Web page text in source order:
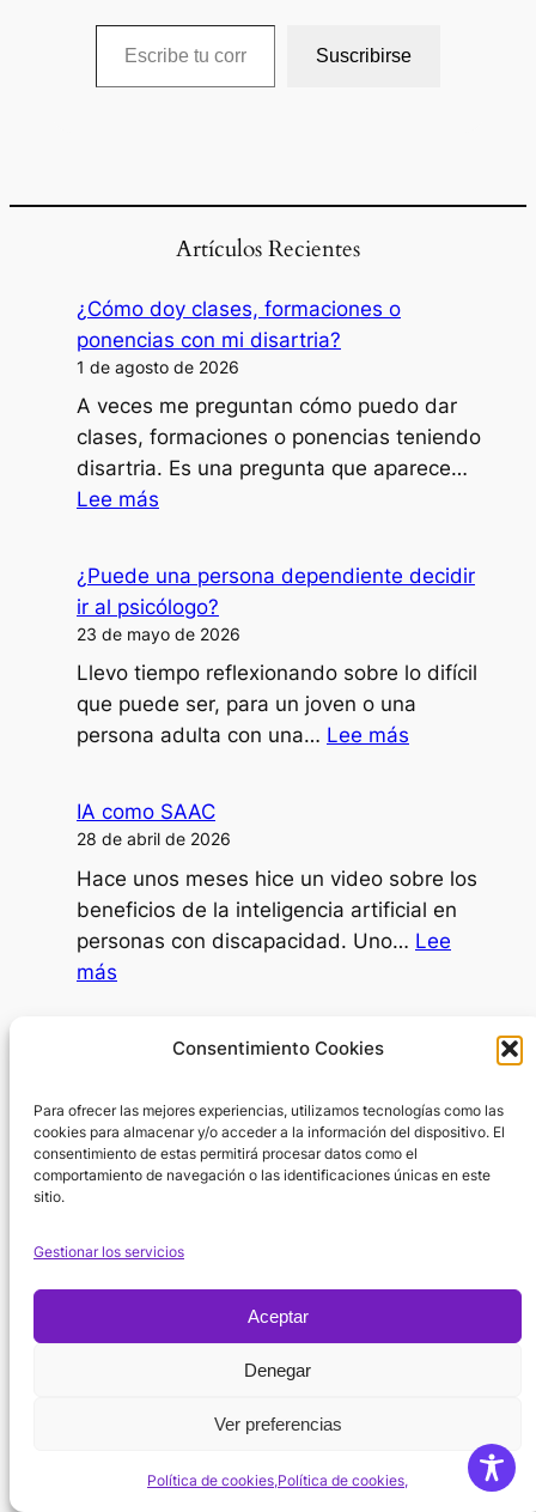
Consentimiento Cookies
Para ofrecer las mejores experiencias, utilizamos tecnologías como las
cookies para almacenar y/o acceder a la información del dispositivo. El
consentimiento de estas permitirá procesar datos como el
comportamiento de navegación o las identificaciones únicas en este
sitio.
Gestionar los servicios
Aceptar
Denegar
Ver preferencias
Política de cookies,Política de cookies,
Escribe tu correo electrónico…
Suscribirse
Artículos Recientes
¿Cómo doy clases, formaciones o
ponencias con mi disartria?
1 de agosto de 2026
A veces me preguntan cómo puedo dar
clases, formaciones o ponencias teniendo
disartria. Es una pregunta que aparece…
Lee más
clases,
formaciones
ponencias
con
mi
¿Puede una persona dependiente decidir
ir al psicólogo?
23 de mayo de 2026
Llevo tiempo reflexionando sobre lo difícil
que puede ser, para un joven o una
persona adulta con una… Lee más
decidir
ir
al
IA como SAAC
28 de abril de 2026
Hace unos meses hice un video sobre los
beneficios de la inteligencia artificial en
personas con discapacidad. Uno… Lee
más
Día Internacional de la Mujer
En el Día Internacional de la Mujer surge
una pregunta inevitable: ¿por dónde
empezar cuando hablamos de la…Lee
Política de
Aviso regal